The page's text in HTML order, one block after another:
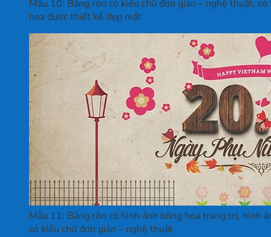
Mẫu 10: Băng rôn có kiểu chữ đơn giản – nghệ thuật,
hoa được thiết kế đẹp mắt
Mẫu 11: Băng rôn có hình ảnh bông hoa trang trí, hình
có kiểu chữ đơn giản – nghệ thuật